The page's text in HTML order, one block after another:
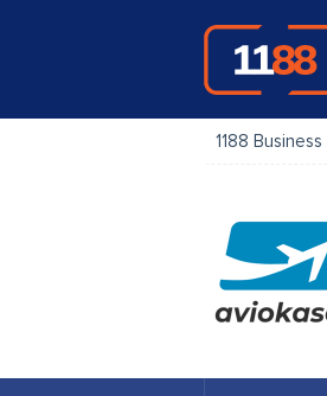
1188